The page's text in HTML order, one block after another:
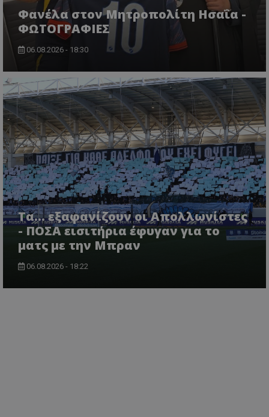
Φανέλα στον Μητροπολίτη Ησαΐα -
ΦΩΤΟΓΡΑΦΙΕΣ
06.08.2026 - 18:30
Τα... εξαφανίζουν οι Απολλωνίστες
- ΠΟΣΑ εισιτήρια έφυγαν για το
ματς με την Μπραν
06.08.2026 - 18:22